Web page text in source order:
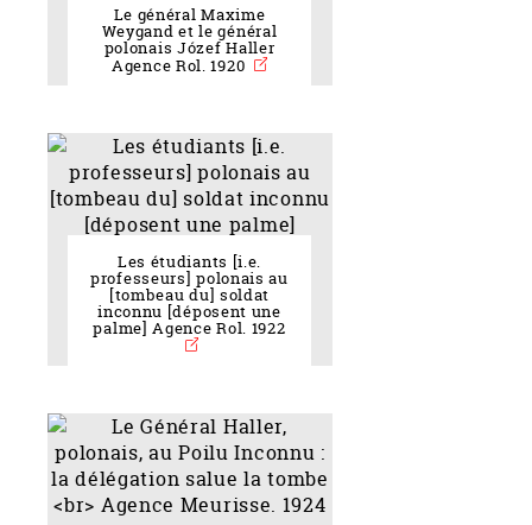
Le général Maxime
Weygand et le général
polonais Józef Haller
Agence Rol. 1920
Les étudiants [i.e.
professeurs] polonais au
[tombeau du] soldat
inconnu [déposent une
palme] Agence Rol. 1922